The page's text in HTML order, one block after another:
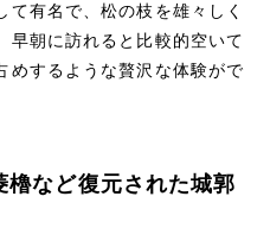
有名で、松の枝を雄々しく
早朝に訪れると比較的空いて
めするような贅沢な体験がで
など復元された城郭